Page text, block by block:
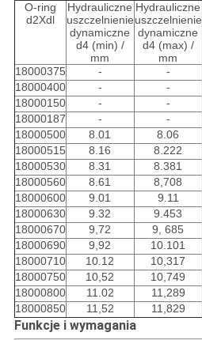
O-ring
d2Xdl
Hydrauliczne
uszczelnienie
dynamiczne
d4 (min) /
mm
Hydrauliczne
uszczelnienie
dynamiczne
d4 (max) /
mm
18000375 - -
18000400
- -
18000150
- -
18000187
- -
18000500
8.01 8.06
18000515
8.16 8.222
18000530
8.31 8.381
18000560
8.61 8,708
18000600
9.01 9.11
18000630
9.32 9.453
18000670
9,72 9, 685
18000690
9,92 10.101
18000710
10.12 10,317
18000750
10,52 10,749
18000800
11.02 11,289
18000850
11,52 11,829
Funkcje i wymagania